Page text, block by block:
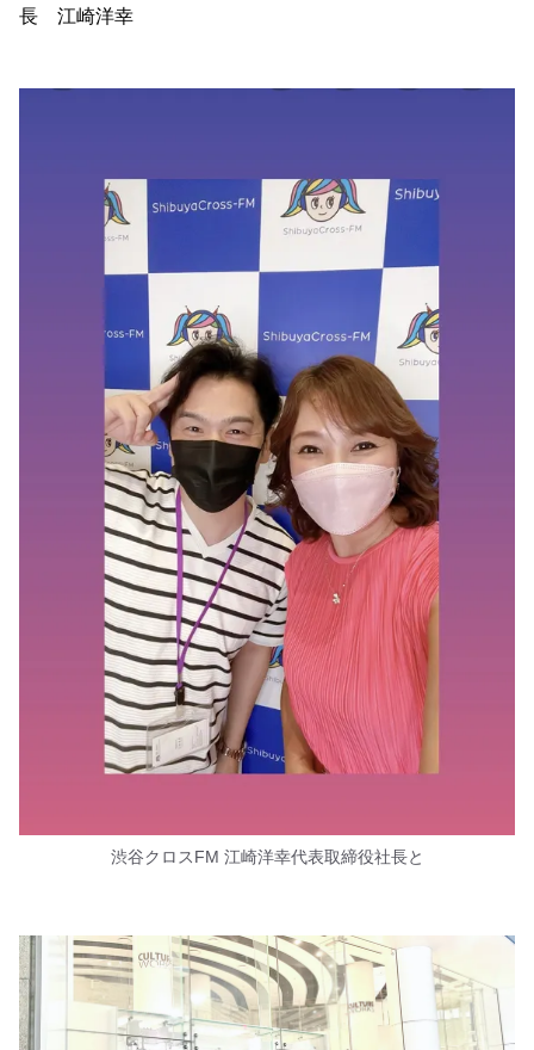
長 江崎洋幸
渋谷クロスFM 江崎洋幸代表取締役社長と